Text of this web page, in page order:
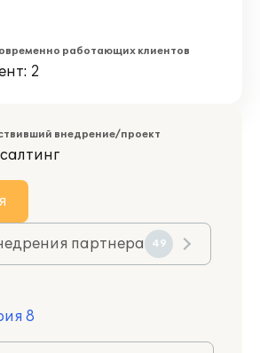
работающих клиентов
2
внедрение/проект
партнера 49
8